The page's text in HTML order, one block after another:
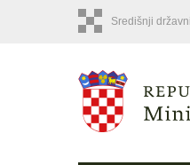
Središnji